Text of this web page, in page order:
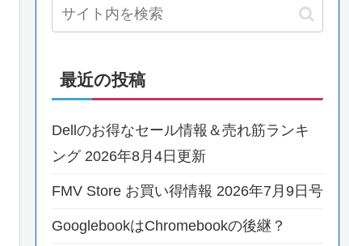
最近の投稿
Dellのお得なセール情報＆売れ筋ランキ
ング 2026年8月4日更新
FMV Store お買い得情報 2026年7月9日号
GooglebookはChromebookの後継？